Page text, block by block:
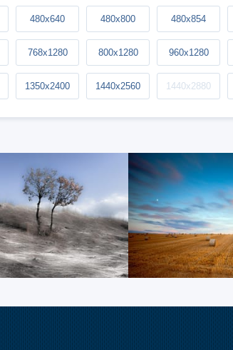
480x640 480x800 480x854
768x1280 800x1280 960x1280
1350x2400 1440x2560 1440x2880